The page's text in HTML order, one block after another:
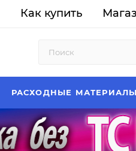
Как купить
РАСХОДНЫЕ МАТЕРИАЛЫ